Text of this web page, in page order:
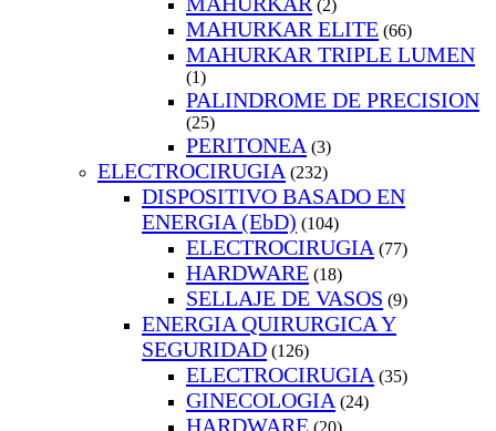
(2)
MAHURKAR ELITE (66)
MAHURKAR TRIPLE LUMEN
(1)
PALINDROME DE PRECISION
(25)
PERITONEA (3)
ELECTROCIRUGIA (232)
DISPOSITIVO BASADO EN
ENERGIA (EbD) (104)
ELECTROCIRUGIA (77)
HARDWARE (18)
SELLAJE DE VASOS (9)
ENERGIA QUIRURGICA Y
SEGURIDAD (126)
ELECTROCIRUGIA (35)
GINECOLOGIA (24)
HARDWARE